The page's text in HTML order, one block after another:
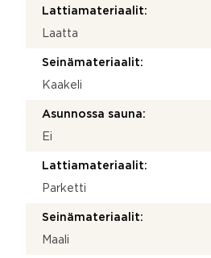
Lattiamateriaalit:
Laatta
Seinämateriaalit:
Kaakeli
Asunnossa sauna:
Ei
Lattiamateriaalit:
Parketti
Seinämateriaalit:
Maali